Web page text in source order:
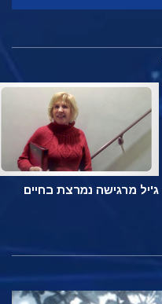
ג'יל מרגישה נמרצת בחיים